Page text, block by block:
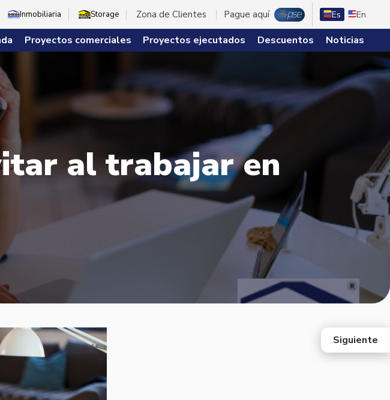
Inmobiliaria Storage Zona de Clientes Pague aquí Es En
Proyectos comerciales Proyectos ejecutados Descuentos Noticias
al trabajar en
Siguiente